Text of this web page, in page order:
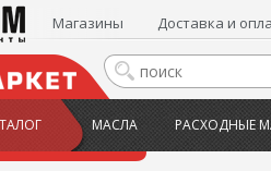
Магазины Доставка и
МАСЛА РАСХОДНЫЕ